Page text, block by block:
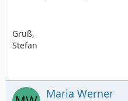
Gruß,
Stefan
Maria Werner